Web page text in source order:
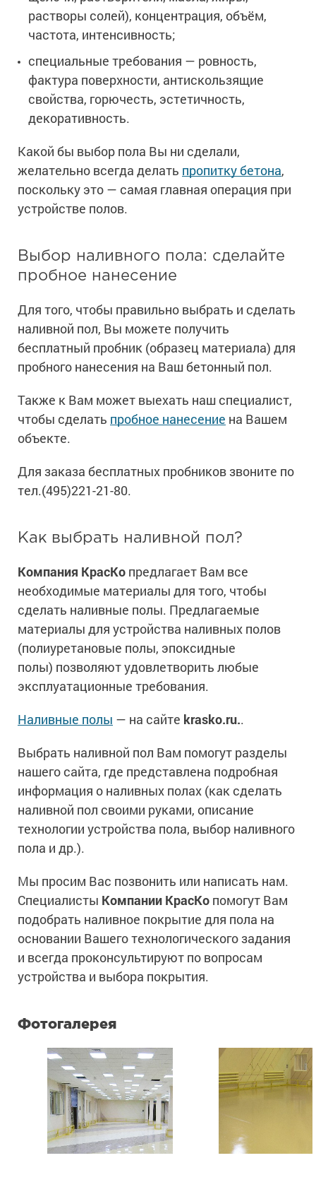
растворы солей), концентрация, объём,
частота, интенсивность;
специальные требования — ровность,
фактура поверхности, антискользящие
свойства, горючесть, эстетичность,
декоративность.
Какой бы выбор пола Вы ни сделали,
желательно всегда делать пропитку бетона,
поскольку это — самая главная операция при
устройстве полов.
Выбор наливного пола: сделайте
пробное нанесение
Для того, чтобы правильно выбрать и сделать
наливной пол, Вы можете получить
бесплатный пробник (образец материала) для
пробного нанесения на Ваш бетонный пол.
Также к Вам может выехать наш специалист,
чтобы сделать пробное нанесение на Вашем
объекте.
Для заказа бесплатных пробников звоните по
тел.(495)221-21-80.
Как выбрать наливной пол?
Компания КрасКо предлагает Вам все
необходимые материалы для того, чтобы
сделать наливные полы. Предлагаемые
материалы для устройства наливных полов
(полиуретановые полы, эпоксидные
полы) позволяют удовлетворить любые
эксплуатационные требования.
Наливные полы — на сайте krasko.ru..
Выбрать наливной пол Вам помогут разделы
нашего сайта, где представлена подробная
информация о наливных полах (как сделать
наливной пол своими руками, описание
технологии устройства пола, выбор наливного
пола и др.).
Мы просим Вас позвонить или написать нам.
Специалисты Компании КрасКо помогут Вам
подобрать наливное покрытие для пола на
основании Вашего технологического задания
и всегда проконсультируют по вопросам
устройства и выбора покрытия.
Фотогалерея